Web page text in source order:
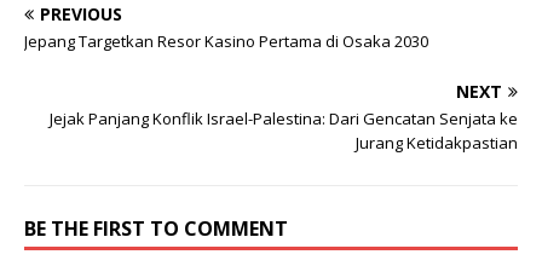
PREVIOUS
Jepang Targetkan Resor Kasino Pertama di Osaka 2030
NEXT
Jejak Panjang Konflik Israel-Palestina: Dari Gencatan Senjata ke
Jurang Ketidakpastian
BE THE FIRST TO COMMENT